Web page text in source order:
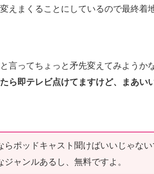
えまくることにしているので最終着
言ってちょっと矛先変えてみようか
ら即テレビ点けてますけど、まあい
ポッドキャスト聞けばいいじゃな
ャンルあるし、無料ですよ。